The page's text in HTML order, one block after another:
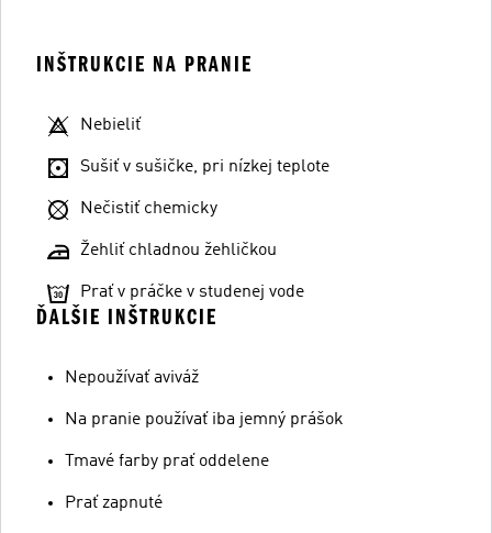
INŠTRUKCIE NA PRANIE
Nebieliť
Sušiť v sušičke, pri nízkej teplote
Nečistiť chemicky
Žehliť chladnou žehličkou
Prať v práčke v studenej vode
ĎALŠIE INŠTRUKCIE
Nepoužívať aviváž
Na pranie používať iba jemný prášok
Tmavé farby prať oddelene
Prať zapnuté